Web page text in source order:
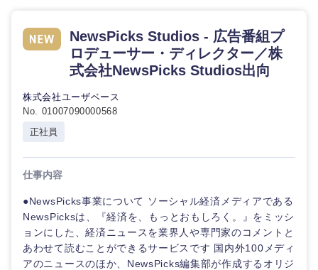
選択する
NewsPicks Studios - 広告番組プ
ロデューサー・ディレクター／株
式会社NewsPicks Studios出向
株式会社ユーザベース
No. 01007090000568
正社員
仕事内容
●NewsPicks事業について ソーシャル経済メディアである
NewsPicksは、『経済を、もっとおもしろく。』をミッシ
ョンにした、経済ニュースを業界人や専門家のコメントと
あわせて読むことができるサービスです 国内外100メディ
アのニュースのほか、NewsPicks編集部が作成するオリジ